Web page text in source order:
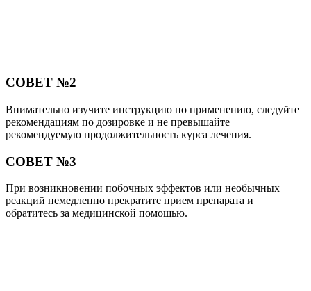
СОВЕТ №2
Внимательно изучите инструкцию по применению, следуйте
рекомендациям по дозировке и не превышайте
рекомендуемую продолжительность курса лечения.
СОВЕТ №3
При возникновении побочных эффектов или необычных
реакций немедленно прекратите прием препарата и
обратитесь за медицинской помощью.